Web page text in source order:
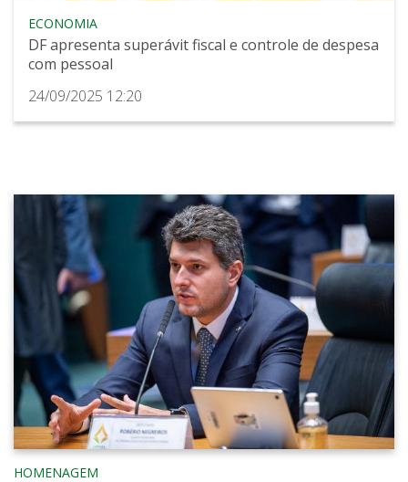
ECONOMIA
DF apresenta superávit fiscal e controle de despesa
com pessoal
24/09/2025 12:20
HOMENAGEM